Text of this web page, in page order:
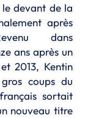
devant de la
après
dans
ans après un
2013, Kentin
coups du
sortait
nouveau titre